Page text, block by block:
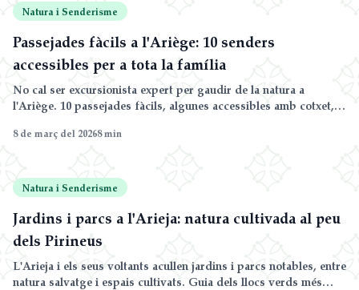
Natura i Senderisme
Passejades fàcils a l'Ariège: 10 senders
accessibles per a tota la família
No cal ser excursionista expert per gaudir de la natura a
l'Ariège. 10 passejades fàcils, algunes accessibles amb cotxet,
8 de març del 20268min
Natura i Senderisme
Jardins i parcs a l'Arieja: natura cultivada al peu
dels Pirineus
L'Arieja i els seus voltants acullen jardins i parcs notables, entre
natura salvatge i espais cultivats. Guia dels llocs verds més